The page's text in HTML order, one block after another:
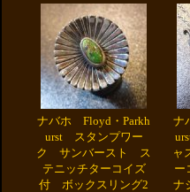
ナバホ Floyd・Parkh
urst スタンプワー
ク サンバースト ス
テニッチターコイズ
付 ボックスリング2
ナ
ャ
ー
ナ